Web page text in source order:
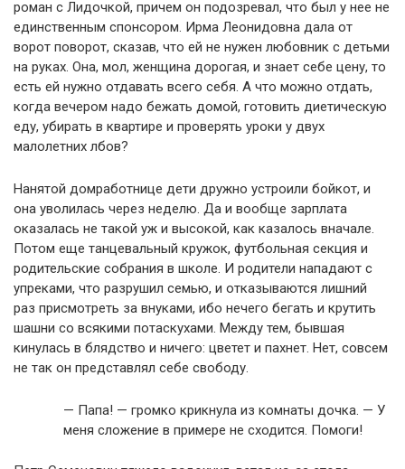
роман с Лидочкой, причем он подозревал, что был у нее не
единственным спонсором. Ирма Леонидовна дала от
ворот поворот, сказав, что ей не нужен любовник с детьми
на руках. Она, мол, женщина дорогая, и знает себе цену, то
есть ей нужно отдавать всего себя. А что можно отдать,
когда вечером надо бежать домой, готовить диетическую
еду, убирать в квартире и проверять уроки у двух
малолетних лбов?
Нанятой домработнице дети дружно устроили бойкот, и
она уволилась через неделю. Да и вообще зарплата
оказалась не такой уж и высокой, как казалось вначале.
Потом еще танцевальный кружок, футбольная секция и
родительские собрания в школе. И родители нападают с
упреками, что разрушил семью, и отказываются лишний
раз присмотреть за внуками, ибо нечего бегать и крутить
шашни со всякими потаскухами. Между тем, бывшая
кинулась в блядcтвo и ничего: цветет и пахнет. Нет, совсем
не так он представлял себе свободу.
— Папа! — громко крикнула из комнаты дочка. — У
меня сложение в примере не сходится. Помоги!